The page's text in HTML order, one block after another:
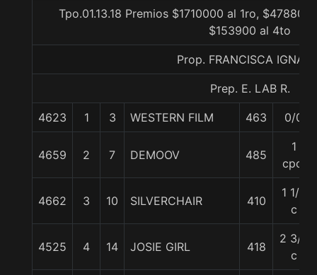
Tpo.01.13.18 Premios $1710000 al 1ro,
$153900 al 4to
Prop. FRANCISCA
Prep. E. LAB R.
4623 1 3 WESTERN FILM 463 0/0
4659 2 7 DEMOOV 485
1
cpo.
4662 3 10 SILVERCHAIR 410
1 1/2
c
4525 4 14 JOSIE GIRL 418
2 3/4
c